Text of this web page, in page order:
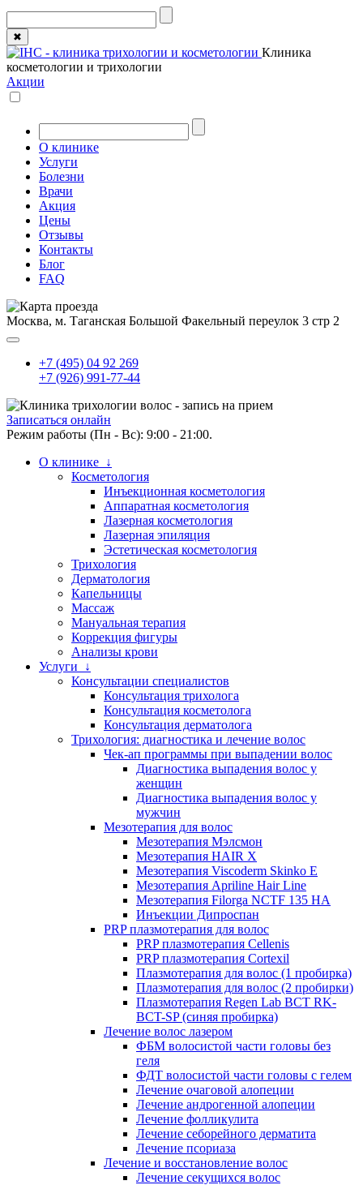
✖
Клиника
косметологии и трихологии
Акции
О клинике
Услуги
Болезни
Врачи
Акция
Цены
Отзывы
Контакты
Блог
FAQ
Москва, м. Таганская Большой Факельный переулок 3 стр 2
+7 (495) 04 92 269
+7 (926) 991-77-44
Записаться онлайн
Режим работы (Пн - Вс): 9:00 - 21:00.
О клинике ↓
Косметология
Инъекционная косметология
Аппаратная косметология
Лазерная косметология
Лазерная эпиляция
Эстетическая косметология
Трихология
Дерматология
Капельницы
Массаж
Мануальная терапия
Коррекция фигуры
Анализы крови
Услуги ↓
Консультации специалистов
Консультация трихолога
Консультация косметолога
Консультация дерматолога
Трихология: диагностика и лечение волос
Чек-ап программы при выпадении волос
Диагностика выпадения волос у
женщин
Диагностика выпадения волос у
мужчин
Мезотерапия для волос
Мезотерапия Мэлсмон
Мезотерапия HAIR X
Мезотерапия Viscoderm Skinko E
Мезотерапия Apriline Hair Line
Мезотерапия Filorga NCTF 135 HA
Инъекции Дипроспан
PRP плазмотерапия для волос
PRP плазмотерапия Cellenis
PRP плазмотерапия Cortexil
Плазмотерапия для волос (1 пробирка)
Плазмотерапия для волос (2 пробирки)
Плазмотерапия Regen Lab BCT RK-
BCT-SP (синяя пробирка)
Лечение волос лазером
ФБМ волосистой части головы без
геля
ФДТ волосистой части головы с гелем
Лечение очаговой алопеции
Лечение андрогенной алопеции
Лечение фолликулита
Лечение себорейного дерматита
Лечение псориаза
Лечение и восстановление волос
Лечение секущихся волос